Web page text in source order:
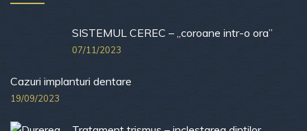
SISTEMUL CEREC – „coroane intr-o ora”
07/11/2023
Cazuri implanturi dentare
19/09/2023